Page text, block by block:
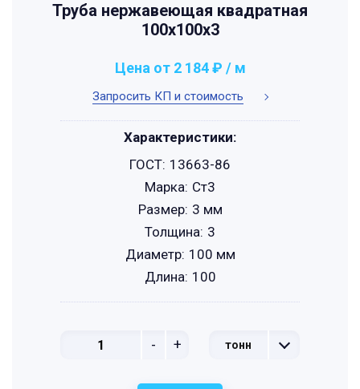
Труба нержавеющая квадратная
100х100х3
Запросить КП и стоимость
Цена от 2 184 ₽ / м
- + тонн
Характеристики:
ГОСТ: 13663-86
Марка: Ст3
Размер: 3 мм
Толщина: 3
Диаметр: 100 мм
Длина: 100